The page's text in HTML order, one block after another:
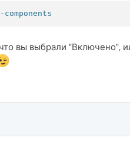
вы выбрали